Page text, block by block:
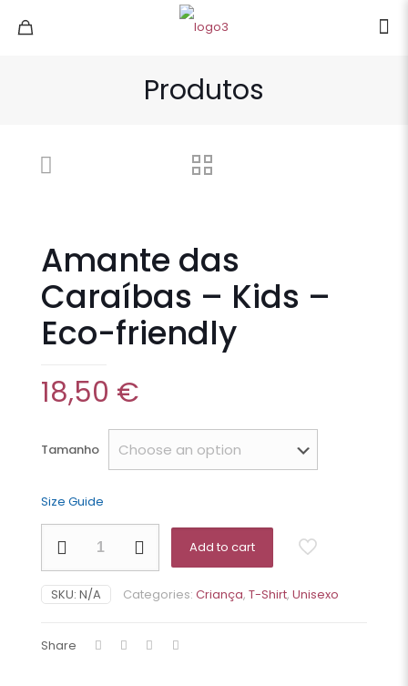
Produtos
Amante das
Caraíbas – Kids –
Eco-friendly
18,50 €
Tamanho
Size Guide
das
Caraíbas
-
Kids
friendly
Add to cart
SKU: N/A Categories: Criança, T-Shirt, Unisexo
Share